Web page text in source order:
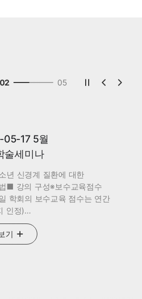
17 5월
술세미나
년 신경계 질환에 대한
■ 강의 구성※보수교육점수
학회의 보수교육 점수는 연간
인정)
강사14:00~14:50소아청소년
환에 대한 추나요법의 이론적
우 학술위원
기
02 05